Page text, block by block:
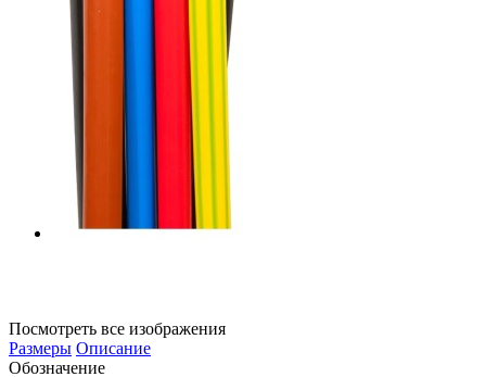
Посмотреть все изображения
Размеры Описание
Обозначение